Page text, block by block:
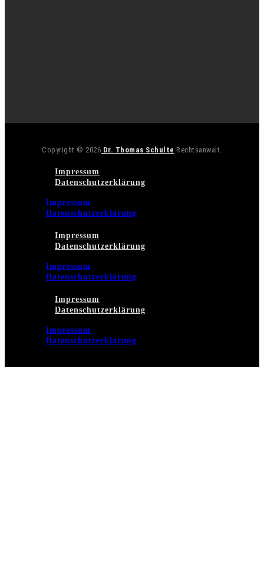
Copyright © 2026 Dr. Thomas Schulte Rechtsanwalt.
Impressum
Datenschutzerklärung
Impressum
Datenschutzerklärung
Impressum
Datenschutzerklärung
Impressum
Datenschutzerklärung
Impressum
Datenschutzerklärung
Impressum
Datenschutzerklärung